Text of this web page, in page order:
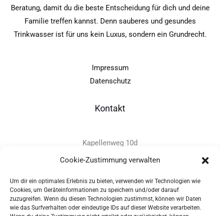
Cookie-Zustimmung verwalten
Um dir ein optimales Erlebnis zu bieten, verwenden wir Technologien wie
Cookies, um Geräteinformationen zu speichern und/oder darauf
zuzugreifen. Wenn du diesen Technologien zustimmst, können wir Daten
wie das Surfverhalten oder eindeutige IDs auf dieser Website verarbeiten.
Beratung, damit du die beste Entscheidung für dich und deine
Familie treffen kannst. Denn sauberes und gesundes
Trinkwasser ist für uns kein Luxus, sondern ein Grundrecht.
Impressum
Datenschutz
Kontakt
Kapellenweg 10d
D-94575 Windorf
+49 - (0)8546 - 97 39 0
info@provitec.de